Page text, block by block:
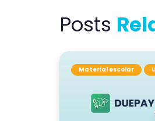
Posts
Material escolar